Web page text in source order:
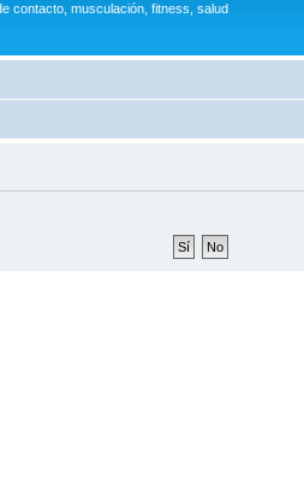
contacto, musculación, fitness, salud